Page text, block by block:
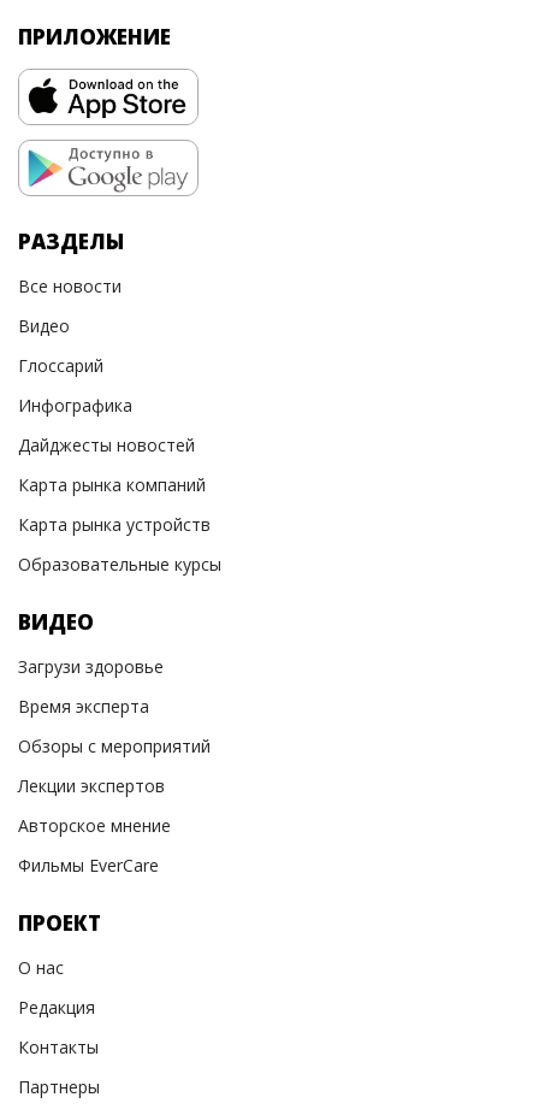
ПРИЛОЖЕНИЕ
РАЗДЕЛЫ
Все новости
Видео
Глоссарий
Инфографика
Дайджесты новостей
Карта рынка компаний
Карта рынка устройств
Образовательные курсы
ВИДЕО
Загрузи здоровье
Время эксперта
Обзоры с мероприятий
Лекции экспертов
Авторское мнение
Фильмы EverCare
ПРОЕКТ
О нас
Редакция
Контакты
Партнеры